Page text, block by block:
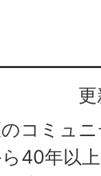
コミュ
40年以